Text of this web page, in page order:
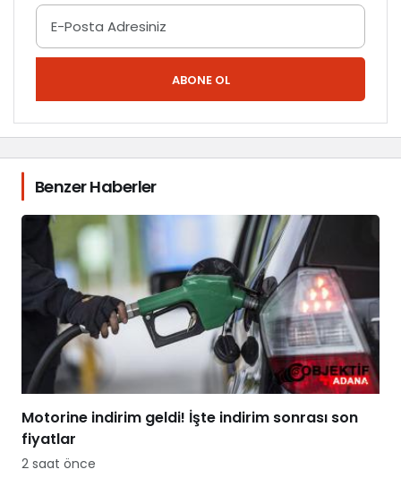
ABONE OL
Benzer Haberler
Motorine indirim geldi! İşte indirim sonrası son
fiyatlar
2 saat önce